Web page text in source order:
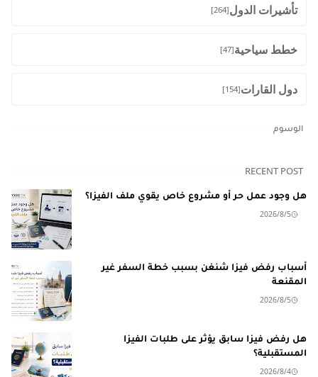
تأشيرات الدول[264]
خطط سياحية[47]
دول القارات[154]
الوسوم
RECENT POST
هل وجود عمل حر أو مشروع خاص يقوي ملف الفيزا؟
2026/8/5
أسباب رفض فيزا شنغن بسبب خطة السفر غير
المقنعة
2026/8/5
هل رفض فيزا سابق يؤثر على طلبات الفيزا
المستقبلية؟
2026/8/4